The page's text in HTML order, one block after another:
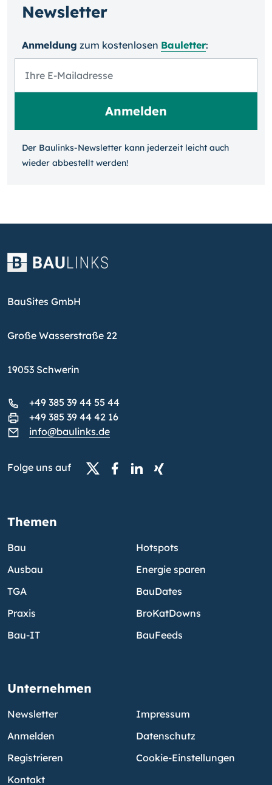
Newsletter
Anmeldung zum kosten­losen Bauletter:
Der Baulinks-Newsletter kann jeder­zeit leicht auch
wieder ab­bestellt werden!
BauSites GmbH
Große Wasserstraße 22
19053 Schwerin
+49 385 39 44 55 44
+49 385 39 44 42 16
info@baulinks.de
Folge uns auf
Themen
Bau
Ausbau
TGA
Praxis
Bau-IT
Hotspots
Energie sparen
BauDates
BroKatDowns
BauFeeds
Unternehmen
Newsletter
Anmelden
Registrieren
Kontakt
Impressum
Datenschutz
Cookie-Einstellungen